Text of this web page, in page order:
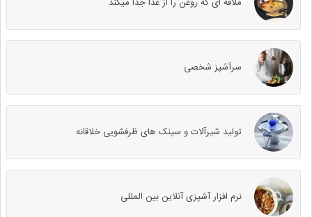
سرآشپز شخصی
تولید شیرآلات و سینک های ظرفشویی خلاقانه
نرم افزار آشپزی آنلاین بین المللی